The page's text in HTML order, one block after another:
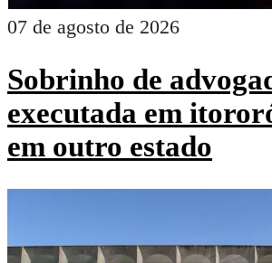
07 de agosto de 2026
Sobrinho de
executada em
em outro estado